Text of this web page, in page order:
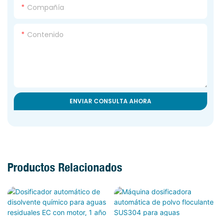
Compañía
Contenido
ENVIAR CONSULTA AHORA
Productos Relacionados